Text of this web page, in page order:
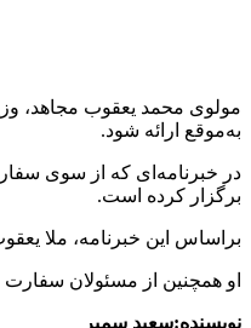
مولوی محمد یعقوب مجاهد،
به‌موقع ارائه شود.
در خبرنامه‌ای که از سوی
برگزار کرده است.
براساس این خبرنامه، ملا
او همچنین از مسئولان
نویسنده:سعید سمیر